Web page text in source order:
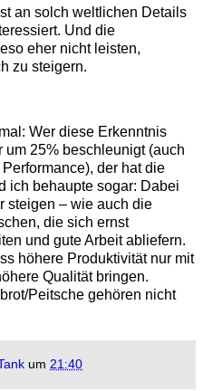
an solch weltlichen Details
Und die
eher nicht leisten,
zu steigern.
Wer diese Erkenntnis
um 25% beschleunigt (auch
der hat die
ich behaupte sogar: Dabei
steigen – wie auch die
die sich ernst
und gute Arbeit abliefern.
höhere Produktivität nur mit
Qualität bringen.
Peitsche gehören nicht
um 21:40